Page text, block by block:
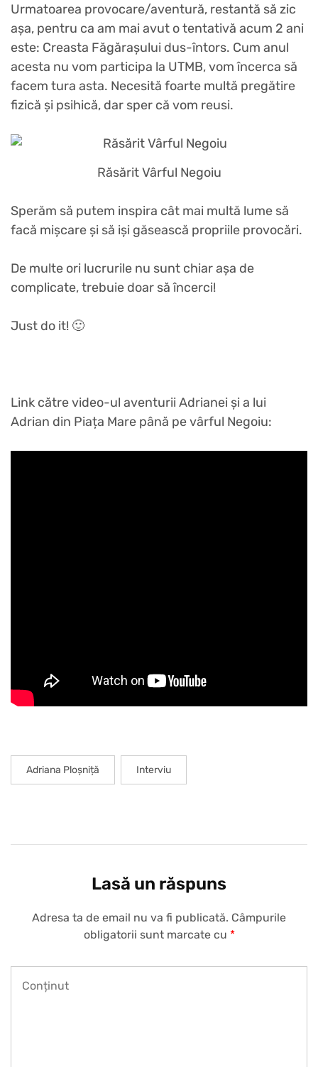
Urmatoarea provocare/aventură, restantă să zic
așa, pentru ca am mai avut o tentativă acum 2 ani
este: Creasta Făgărașului dus-întors. Cum anul
acesta nu vom participa la UTMB, vom încerca să
facem tura asta. Necesită foarte multă pregătire
fizică și psihică, dar sper că vom reusi.
Răsărit Vârful Negoiu
Sperăm să putem inspira cât mai multă lume să
facă mișcare și să iși găsească propriile provocări.
De multe ori lucrurile nu sunt chiar așa de
complicate, trebuie doar să încerci!
Just do it! 🙂
Link către video-ul aventurii Adrianei și a lui
Adrian din Piața Mare până pe vârful Negoiu:
Adriana Ploșniță Interviu
Lasă un răspuns
Adresa ta de email nu va fi publicată. Câmpurile
obligatorii sunt marcate cu *